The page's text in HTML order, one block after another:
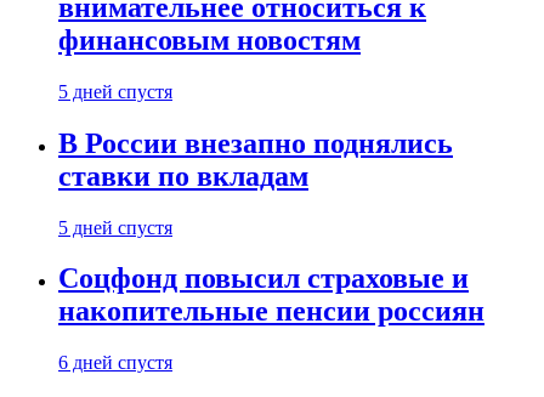
внимательнее относиться к
финансовым новостям
5 дней спустя
В России внезапно поднялись
ставки по вкладам
5 дней спустя
Соцфонд повысил страховые и
накопительные пенсии россиян
6 дней спустя